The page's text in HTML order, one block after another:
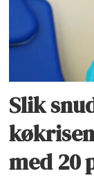
Slik
med 20